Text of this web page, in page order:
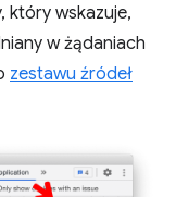
który wskazuje,
w żądaniach
zestawu źródeł